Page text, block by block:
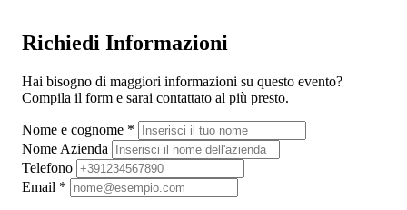
Richiedi Informazioni
Hai bisogno di maggiori informazioni su questo evento?
Compila il form e sarai contattato al più presto.
Nome e cognome *
Nome Azienda
Telefono
Email *